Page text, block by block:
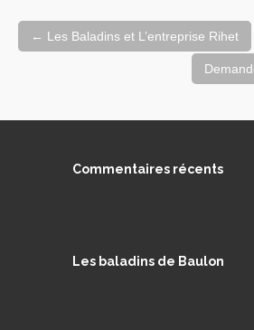
Navigation
de
← Les Baladins et L’entreprise Rihet
Commentaires récents
Les baladins de Baulon